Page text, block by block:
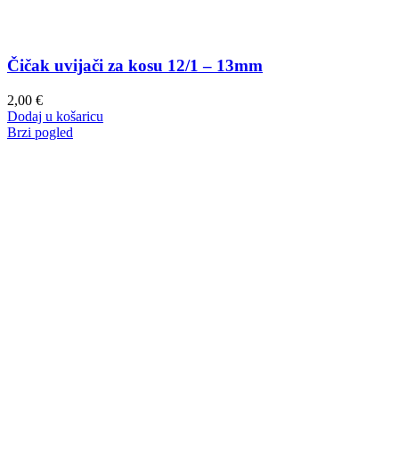
Čičak uvijači za kosu 12/1 – 13mm
2,00 €
Dodaj u košaricu
Brzi pogled